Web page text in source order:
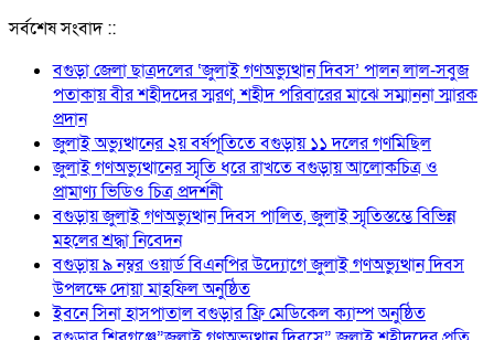
সর্বশেষ সংবাদ ::
বগুড়া জেলা ছাত্রদলের ‘জুলাই গণঅভ্যুত্থান দিবস’ পালন লাল-সবুজ
পতাকায় বীর শহীদদের স্মরণ, শহীদ পরিবারের মাঝে সম্মাননা স্মারক
প্রদান
জুলাই অভ্যুত্থানের ২য় বর্ষপূতিতে বগুড়ায় ১১ দলের গণমিছিল
জুলাই গণঅভ্যুত্থানের স্মৃতি ধরে রাখতে বগুড়ায় আলোকচিত্র ও
প্রামাণ্য ভিডিও চিত্র প্রদর্শনী
বগুড়ায় জুলাই গণঅভ্যুত্থান দিবস পালিত, জুলাই স্মৃতিস্তম্ভে বিভিন্ন
মহলের শ্রদ্ধা নিবেদন
বগুড়ায় ৯ নম্বর ওয়ার্ড বিএনপির উদ্যোগে জুলাই গণঅভ্যুত্থান দিবস
উপলক্ষে দোয়া মাহফিল অনুষ্ঠিত
ইবনে সিনা হাসপাতাল বগুড়ার ফ্রি মেডিকেল ক্যাম্প অনুষ্ঠিত